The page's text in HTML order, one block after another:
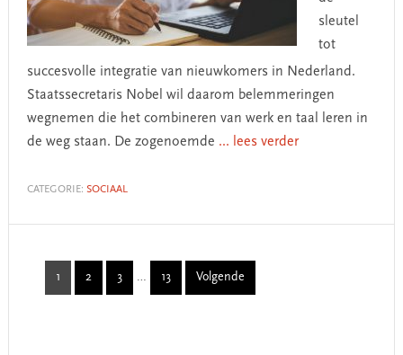
sleutel
tot
succesvolle integratie van nieuwkomers in Nederland.
Staatssecretaris Nobel wil daarom belemmeringen
wegnemen die het combineren van werk en taal leren in
de weg staan. De zogenoemde ... lees verder
CATEGORIE: SOCIAAL
Page
1 Page
2 Page
3
Interim
pages
… Page
13 Volgende